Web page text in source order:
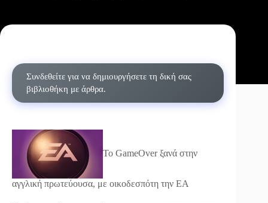
Συνδεθείτε για να δημιουργήσετε τη δική σας
βιβλιοθήκη με άρθρα.
Το GameOver ξανά στην
αγγλική πρωτεύουσα, με οικοδεσπότη την EA